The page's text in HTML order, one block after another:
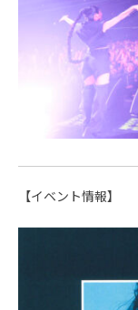
【イベント情報】